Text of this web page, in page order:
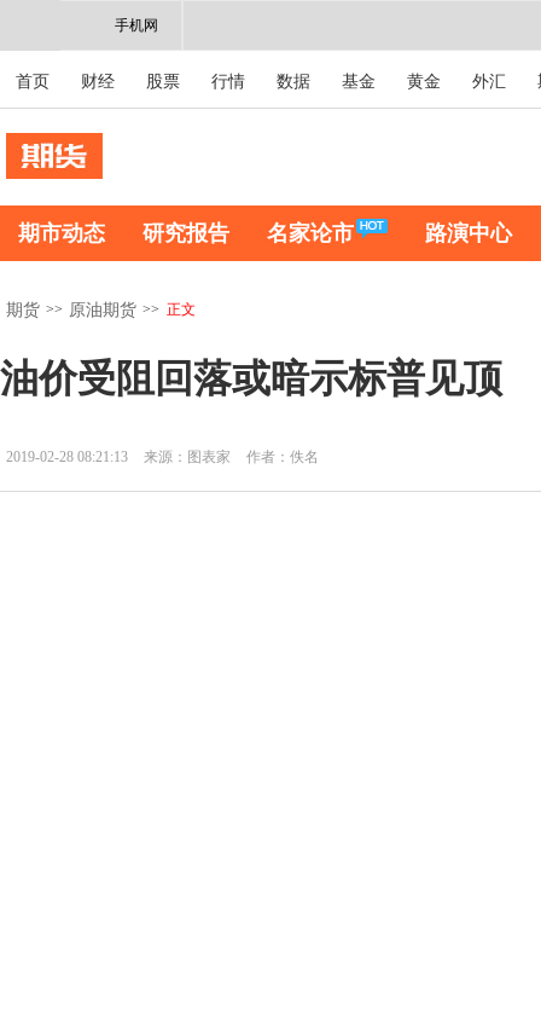
手机网
首页 财经 股票 行情 数据 基金 黄金 外汇
期市动态 研究报告 名家论市 路演中心
期货 >> 原油期货 >> 正文
油价受阻回落或暗示标普见顶
2019-02-28 08:21:13 来源：图表家 作者：佚名